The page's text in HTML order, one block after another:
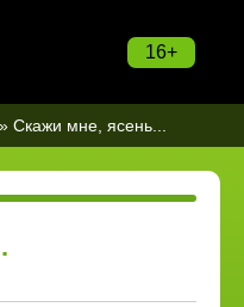
16+
» Скажи мне, ясень...